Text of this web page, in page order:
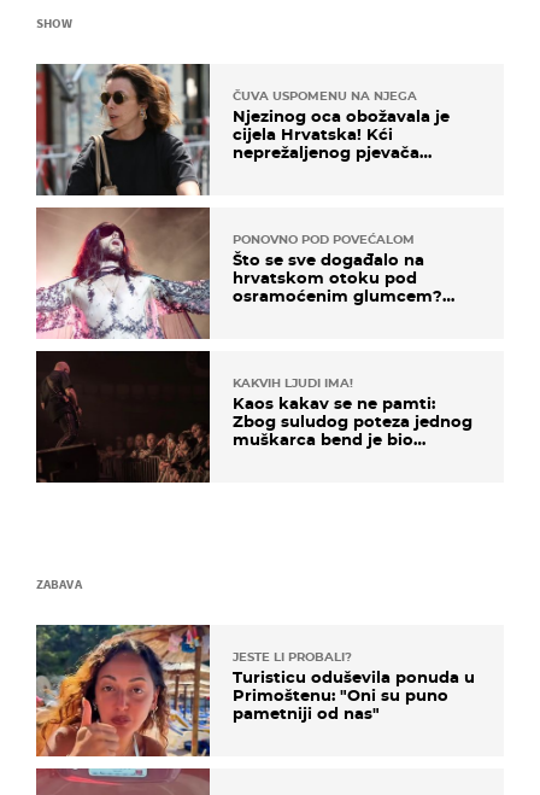
SHOW
ČUVA USPOMENU NA NJEGA
Njezinog oca obožavala je
cijela Hrvatska! Kći
neprežaljenog pjevača
PONOVNO POD POVEĆALOM
Što se sve događalo na
hrvatskom otoku pod
osramoćenim glumcem?
KAKVIH LJUDI IMA!
Kaos kakav se ne pamti:
Zbog suludog poteza jednog
muškarca bend je bio
ZABAVA
JESTE LI PROBALI?
Turisticu oduševila ponuda u
Primoštenu: "Oni su puno
pametniji od nas"